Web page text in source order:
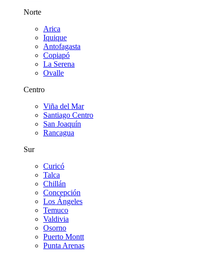
Norte
Arica
Iquique
Antofagasta
Copiapó
La Serena
Ovalle
Centro
Viña del Mar
Santiago Centro
San Joaquín
Rancagua
Sur
Curicó
Talca
Chillán
Concepción
Los Ángeles
Temuco
Valdivia
Osorno
Puerto Montt
Punta Arenas